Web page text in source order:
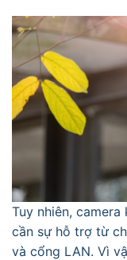
Tuy nhiên,
cần sự hỗ trợ từ
và cổng LAN. Vì